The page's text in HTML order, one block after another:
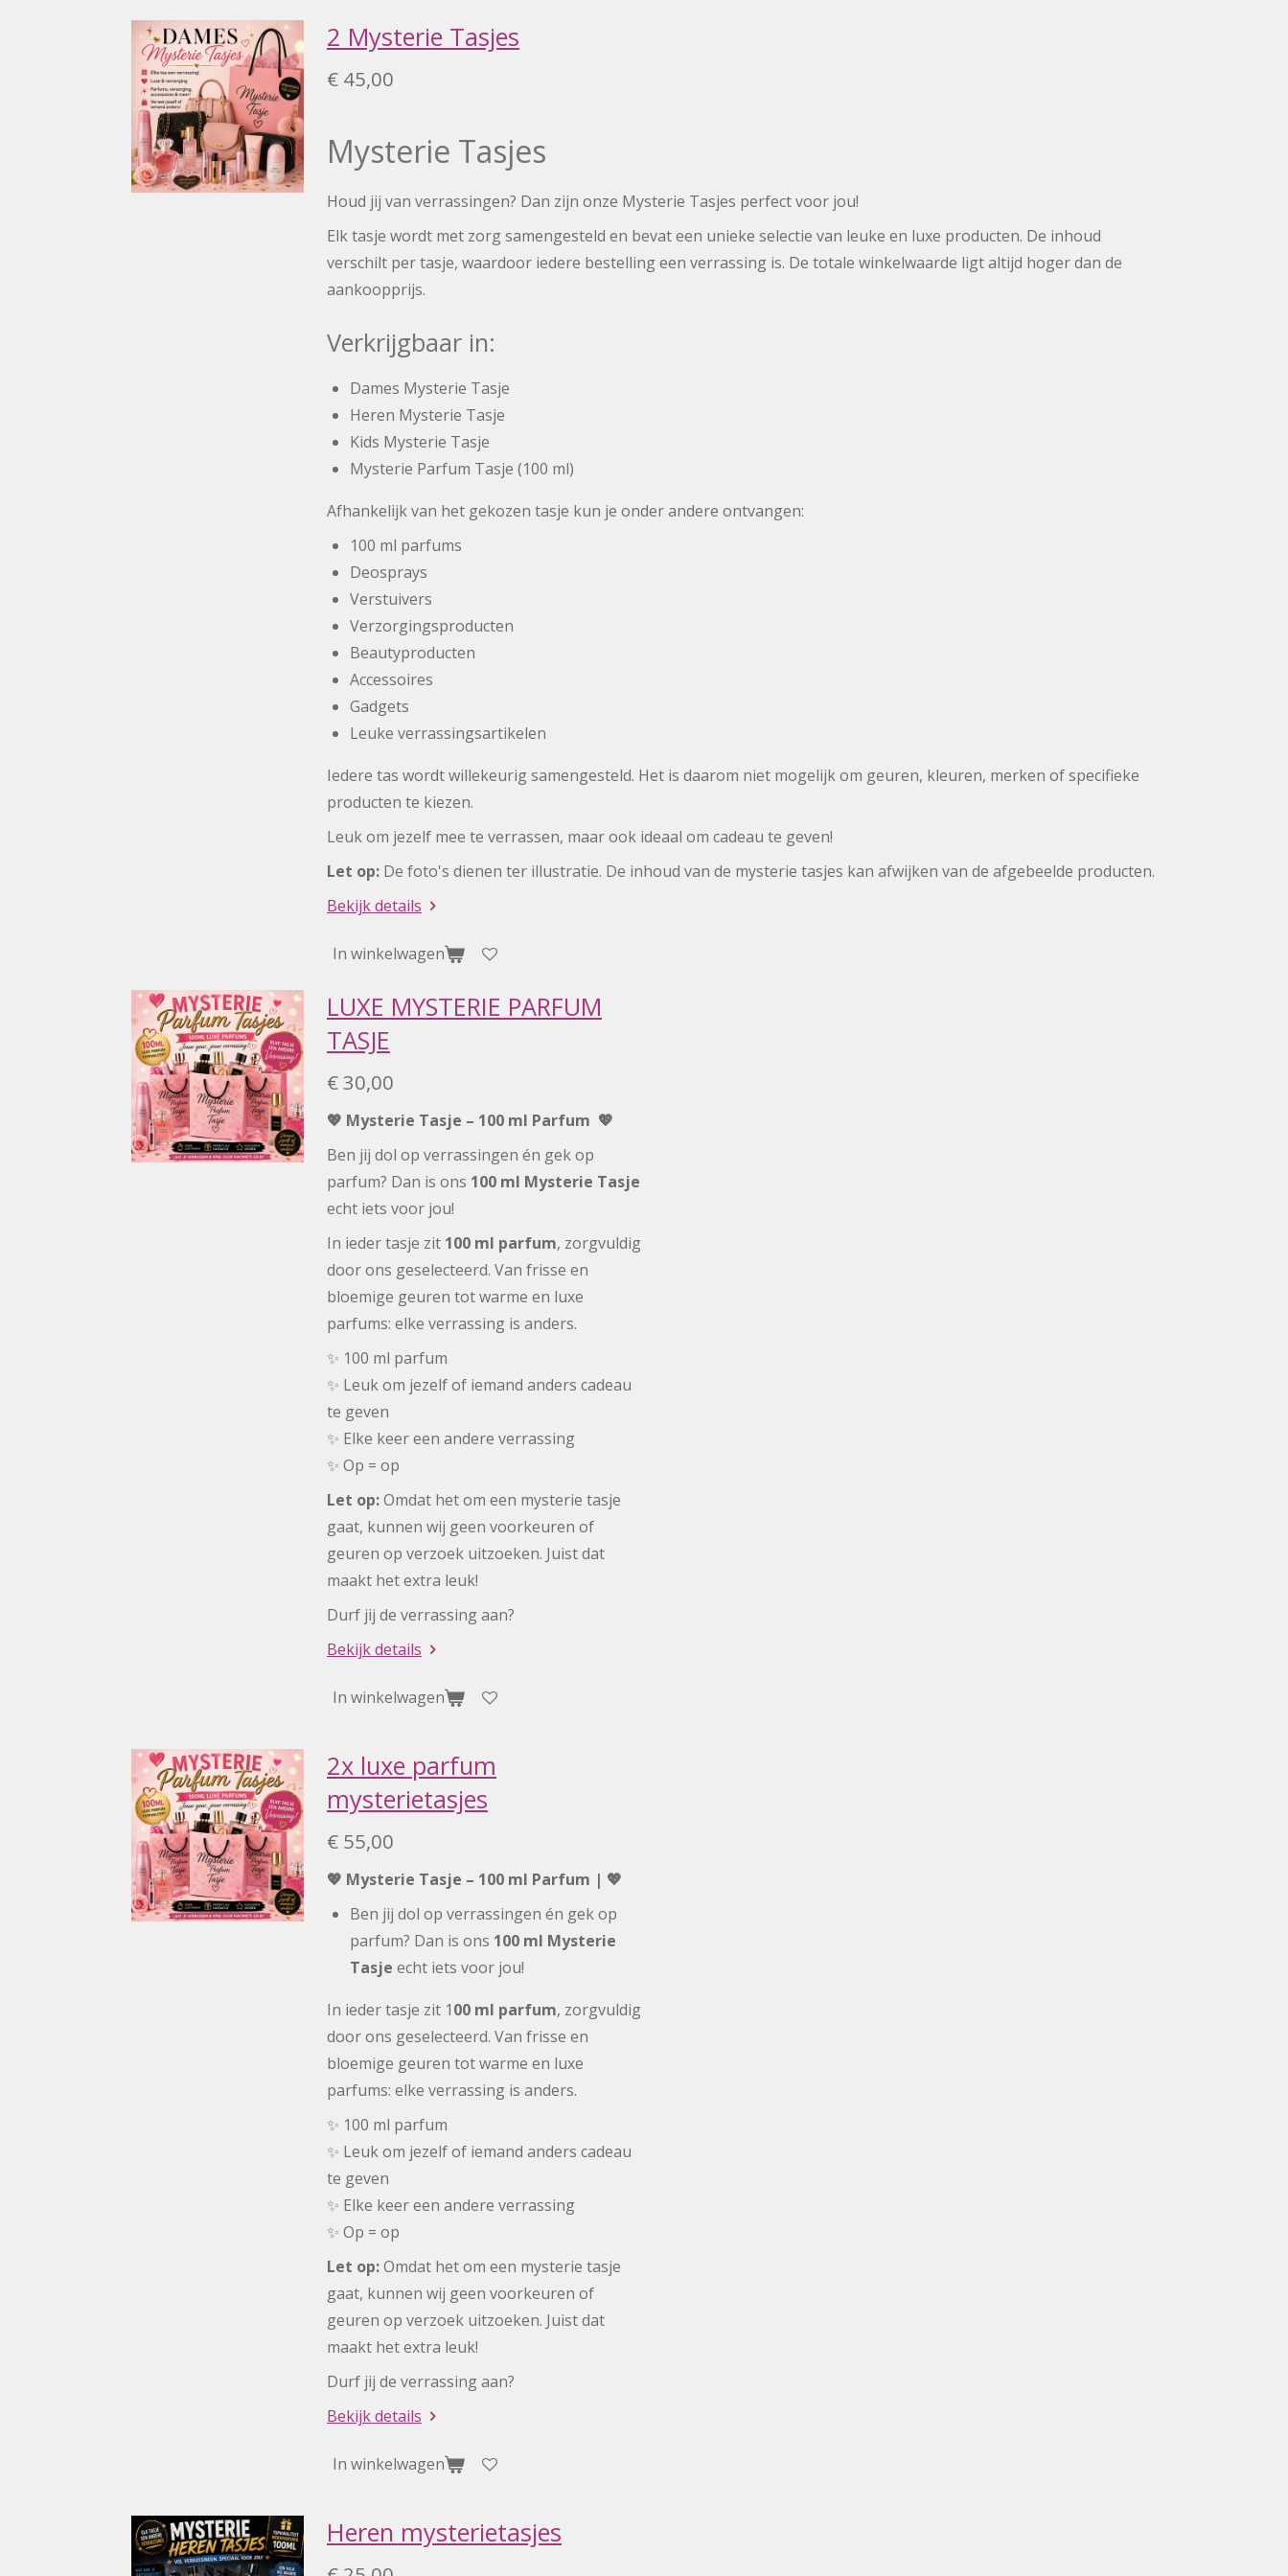
2 Mysterie Tasjes
€ 45,00
Mysterie Tasjes
Houd jij van verrassingen? Dan zijn onze Mysterie Tasjes perfect voor jou!
Elk tasje wordt met zorg samengesteld en bevat een unieke selectie van leuke en luxe producten. De inhoud
verschilt per tasje, waardoor iedere bestelling een verrassing is. De totale winkelwaarde ligt altijd hoger dan de
aankoopprijs.
Verkrijgbaar in:
Dames Mysterie Tasje
Heren Mysterie Tasje
Kids Mysterie Tasje
Mysterie Parfum Tasje (100 ml)
Afhankelijk van het gekozen tasje kun je onder andere ontvangen:
100 ml parfums
Deosprays
Verstuivers
Verzorgingsproducten
Beautyproducten
Accessoires
Gadgets
Leuke verrassingsartikelen
Iedere tas wordt willekeurig samengesteld. Het is daarom niet mogelijk om geuren, kleuren, merken of specifieke
producten te kiezen.
Leuk om jezelf mee te verrassen, maar ook ideaal om cadeau te geven!
Let op: De foto's dienen ter illustratie. De inhoud van de mysterie tasjes kan afwijken van de afgebeelde producten.
Bekijk details
In winkelwagen
LUXE MYSTERIE PARFUM
TASJE
€ 30,00
💖 Mysterie Tasje – 100 ml Parfum 💖
Ben jij dol op verrassingen én gek op
parfum? Dan is ons 100 ml Mysterie Tasje
echt iets voor jou!
In ieder tasje zit 100 ml parfum, zorgvuldig
door ons geselecteerd. Van frisse en
bloemige geuren tot warme en luxe
parfums: elke verrassing is anders.
✨ 100 ml parfum
✨ Leuk om jezelf of iemand anders cadeau
te geven
✨ Elke keer een andere verrassing
✨ Op = op
Let op:Omdat het om een mysterie tasje
gaat, kunnen wij geen voorkeuren of
geuren op verzoek uitzoeken. Juist dat
maakt het extra leuk!
Durf jij de verrassing aan?
Bekijk details
In winkelwagen
2x luxe parfum
mysterietasjes
€ 55,00
💖 Mysterie Tasje – 100 ml Parfum | 💖
Ben jij dol op verrassingen én gek op
parfum? Dan is ons 100 ml Mysterie
Tasje echt iets voor jou!
In ieder tasje zit 100 ml parfum, zorgvuldig
door ons geselecteerd. Van frisse en
bloemige geuren tot warme en luxe
parfums: elke verrassing is anders.
✨ 100 ml parfum
✨ Leuk om jezelf of iemand anders cadeau
te geven
✨ Elke keer een andere verrassing
✨ Op = op
Let op:Omdat het om een mysterie tasje
gaat, kunnen wij geen voorkeuren of
geuren op verzoek uitzoeken. Juist dat
maakt het extra leuk!
Durf jij de verrassing aan?
Bekijk details
In winkelwagen
Heren mysterietasjes